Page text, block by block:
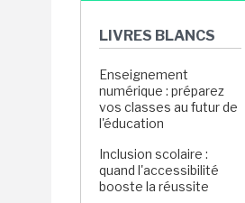
LIVRES BLANCS
Enseignement
numérique : préparez
vos classes au futur de
l'éducation
Inclusion scolaire :
quand l'accessibilité
booste la réussite